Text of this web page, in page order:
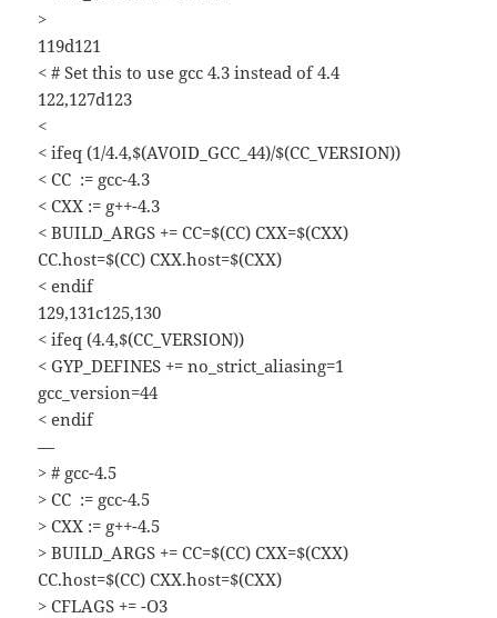
>
119d121
< # Set this to use gcc 4.3 instead of 4.4
122,127d123
<
< ifeq (1/4.4,$(AVOID_GCC_44)/$(CC_VERSION))
< CC := gcc-4.3
< CXX := g++-4.3
< BUILD_ARGS += CC=$(CC) CXX=$(CXX)
CC.host=$(CC) CXX.host=$(CXX)
< endif
129,131c125,130
< ifeq (4.4,$(CC_VERSION))
< GYP_DEFINES += no_strict_aliasing=1
gcc_version=44
< endif
—
> # gcc-4.5
> CC := gcc-4.5
> CXX := g++-4.5
> BUILD_ARGS += CC=$(CC) CXX=$(CXX)
CC.host=$(CC) CXX.host=$(CXX)
> CFLAGS += -O3